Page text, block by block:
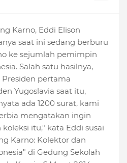
Karno, Eddi Elison
saat ini sedang berburu
ke sejumlah pemimpin
Salah satu hasilnya,
pertama
Yugoslavia saat itu,
ada 1200 surat, kami
mengatakan ingin
itu," kata Eddi susai
Karno: Kolektor dan
di Gedung Sekolah